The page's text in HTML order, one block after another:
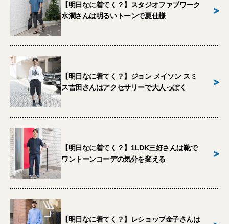
【明日なに着てく？】スタジオファブワーク
水澗さんは明るいトーンで夏仕様
>
【明日なに着てく？】ジョン メイソン スミ
ス吉田さんはアクセサリーで大人っぽく
>
【明日なに着てく？】1LDK三好さんは靴で
ワントーンコーデの気分を変える
>
【明日なに着てく？】レショップ金子さんは